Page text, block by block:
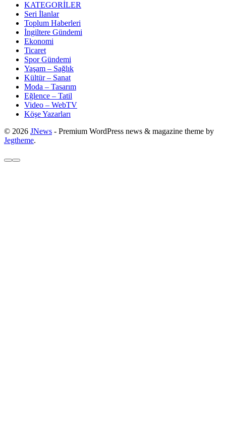
KATEGORİLER
Seri İlanlar
Toplum Haberleri
İngiltere Gündemi
Ekonomi
Ticaret
Spor Gündemi
Yaşam – Sağlık
Kültür – Sanat
Moda – Tasarım
Eğlence – Tatil
Video – WebTV
Köşe Yazarları
© 2026 JNews - Premium WordPress news & magazine theme by
Jegtheme.